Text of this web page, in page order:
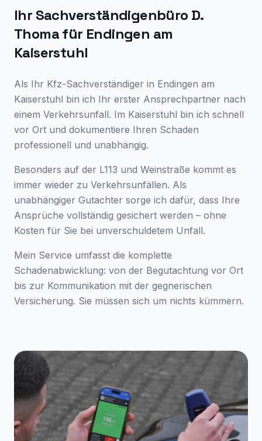
Ihr Sachverständigenbüro D.
Thoma für Endingen am
Kaiserstuhl
Als Ihr Kfz-Sachverständiger in Endingen am
Kaiserstuhl bin ich Ihr erster Ansprechpartner nach
einem Verkehrsunfall. Im Kaiserstuhl bin ich schnell
vor Ort und dokumentiere Ihren Schaden
professionell und unabhängig.
Besonders auf der L113 und Weinstraße kommt es
immer wieder zu Verkehrsunfällen. Als
unabhängiger Gutachter sorge ich dafür, dass Ihre
Ansprüche vollständig gesichert werden – ohne
Kosten für Sie bei unverschuldetem Unfall.
Mein Service umfasst die komplette
Schadenabwicklung: von der Begutachtung vor Ort
bis zur Kommunikation mit der gegnerischen
Versicherung. Sie müssen sich um nichts kümmern.